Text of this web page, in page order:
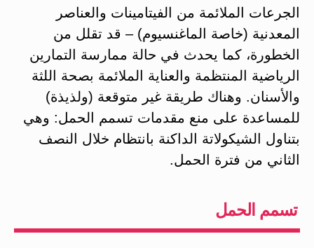
الجرعات الملائمة من الفيتامينات والعناصر
المعدنية (خاصة الماغنسيوم) – قد تقلل من
الخطورة، كما يحدث في حالة ممارسة التمارين
الرياضية المنتظمة والعناية الملائمة بصحة اللثة
والأسنان. وهناك طريقة غير متوقعة (ولذيذة)
للمساعدة على منع مقدمات تسمم الحمل: وهي
بتناول الشيكولاتة الداكنة بانتظام خلال النصف
الثاني من فترة الحمل.
تسمم الحمل